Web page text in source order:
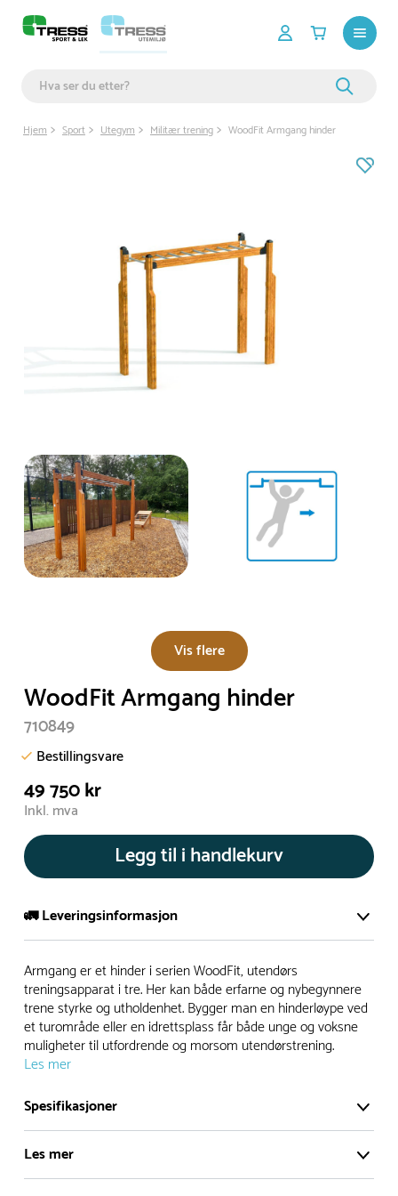
Hjem Sport Utegym Militær trening WoodFit Armgang hinder
Vis flere
WoodFit Armgang hinder
710849
Bestillingsvare
49 750 kr
Inkl. mva
Legg til i handlekurv
🚛 Leveringsinformasjon
De aller fleste av våre lekeapparat produseres på bestilling.
Leveringstid på bestillingsvarer vil være 8+ uker.
I høysesong må lengre leveringstid påregnes.
Rask levering
Hos oss finner du flere produkter merket ‘Rask Levering’.
Dette er produkter som normalt sett er bestillingsvarer,
men hos oss er de lagervare.
Armgang er et hinder i serien WoodFit, utendørs
treningsapparat i tre. Her kan både erfarne og nybegynnere
trene styrke og utholdenhet. Bygger man en hinderløype ved
et turområde eller en idrettsplass får både unge og voksne
muligheter til utfordrende og morsom utendørstrening.
Les mer
Spesifikasjoner
Les mer